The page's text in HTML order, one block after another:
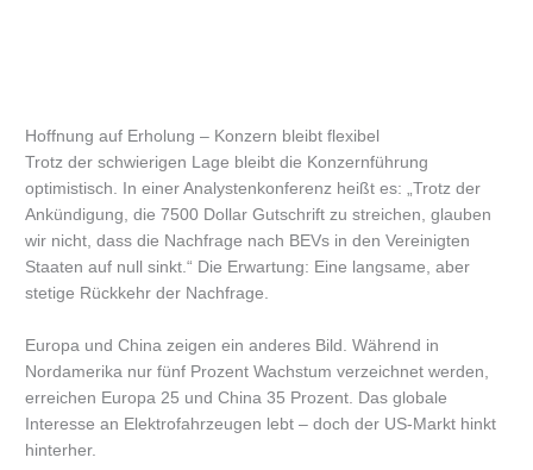
Hoffnung auf Erholung – Konzern bleibt flexibel
Trotz der schwierigen Lage bleibt die Konzernführung
optimistisch. In einer Analystenkonferenz heißt es: „Trotz der
Ankündigung, die 7500 Dollar Gutschrift zu streichen, glauben
wir nicht, dass die Nachfrage nach BEVs in den Vereinigten
Staaten auf null sinkt.“ Die Erwartung: Eine langsame, aber
stetige Rückkehr der Nachfrage.
Europa und China zeigen ein anderes Bild. Während in
Nordamerika nur fünf Prozent Wachstum verzeichnet werden,
erreichen Europa 25 und China 35 Prozent. Das globale
Interesse an Elektrofahrzeugen lebt – doch der US-Markt hinkt
hinterher.